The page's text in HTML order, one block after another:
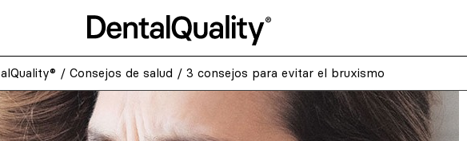
/ Consejos de salud / 3 consejos para evitar el bruxismo